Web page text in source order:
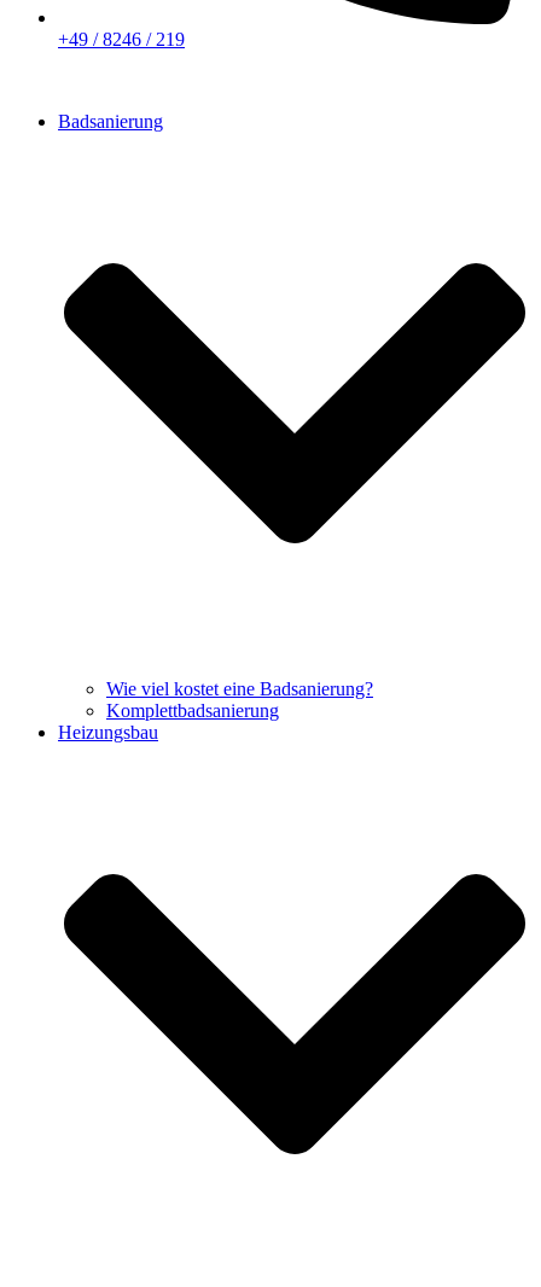
+49 / 8246 / 219
Badsanierung
Wie viel kostet eine Badsanierung?
Komplettbadsanierung
Heizungsbau